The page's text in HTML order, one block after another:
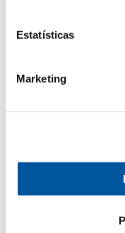
Estatísticas
Marketing
possível ao seu
solicitada.
os pormenores do
descritos na
Janelas
Portas de